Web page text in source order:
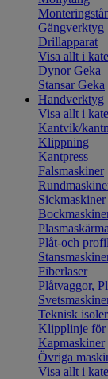
Gängverktyg
Drillapparat
Visa allt i
Dynor Geka
Stansar Geka
Handverktyg
Visa allt i
Kantvik/
Klippning
Kantpress
Falsmaskiner
Plåt-och
Fiberlaser
Plåtvaggor,
Teknisk
Klipplinje för
Kapmaskiner
Övriga
Visa allt i